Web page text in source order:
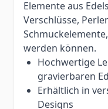
Elemente aus
Verschlüsse,
werden können.
Hochwertige
gravierbaren
Erhältlich in
Designs